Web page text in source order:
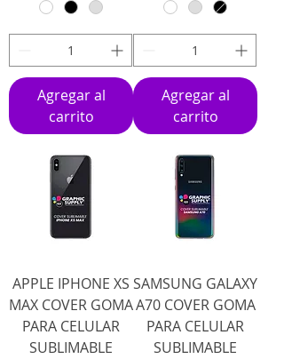
Agregar al
carrito
Agregar al
carrito
APPLE IPHONE XS
MAX COVER GOMA
PARA CELULAR
SUBLIMABLE
SAMSUNG GALAXY
A70 COVER GOMA
PARA CELULAR
SUBLIMABLE